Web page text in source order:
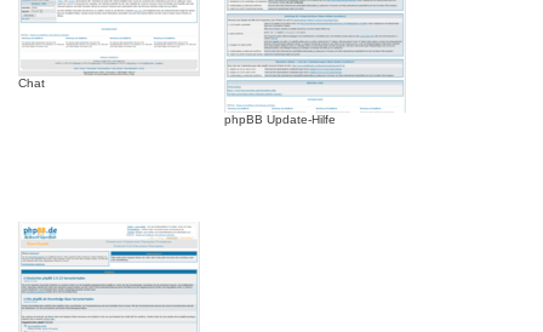
Chat
phpBB Update-Hilfe